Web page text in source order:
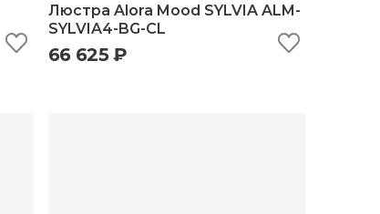
быстрый просмотр
Люстра Alora Mood SYLVIA ALM-
SYLVIA4-BG-CL
66 625 ₽